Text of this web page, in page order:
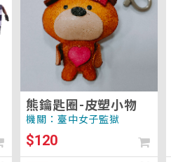
熊鑰匙圈-皮塑小物
機關：臺中女子監獄
$120